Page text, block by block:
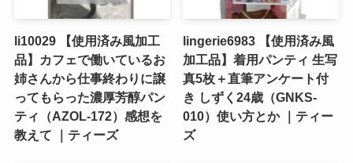
li10029 【使用済み風加工
品】カフェで働いているお
姉さんから仕事終わりに譲
ってもらった濃厚芳醇パン
ティ（AZOL-172）感想を
教えて ｜ティーズ
lingerie6983 【使用済み風
加工品】着用パンティ 生写
真5枚＋直筆アンケート付
き しずく24歳（GNKS-
010）使い方とか ｜ティー
ズ